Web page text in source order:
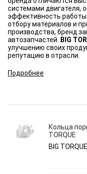
системами двигателя,
эффективность работы
отбору материалов и
производства, бренд
автозапчастей.
BIG
улучшению своих
репутацию в отрасли.
Подробнее
Кольца
TORQUE
BIG TORQUE